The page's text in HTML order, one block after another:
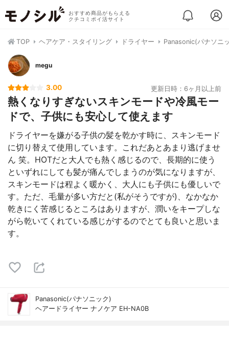
おすすめ商品がもらえる
クチコミポイ活サイト
TOP ヘアケア・スタイリング ドライヤー Panasonic(パナソニ
megu
3.00 更新日時：6ヶ月以上前
熱くなりすぎないスキンモードや冷風モー
ドで、子供にも安心して使えます
ドライヤーを嫌がる子供の髪を乾かす時に、スキンモード
に切り替えて使用しています。これだあとあまり逃げませ
ん 笑。HOTだと大人でも熱く感じるので、長期的に使う
といずれにしても髪が痛んでしまうのが気になりますが、
スキンモードは程よく暖かく、大人にも子供にも優しいで
す。ただ、毛量が多い方だと(私がそうですが)、なかなか
乾きにく苦感じるところはありますが、潤いをキープしな
がら乾いてくれている感じがするのでとても良いと思いま
す。
Panasonic(パナソニック)
ヘアードライヤー ナノケア EH-NA0B